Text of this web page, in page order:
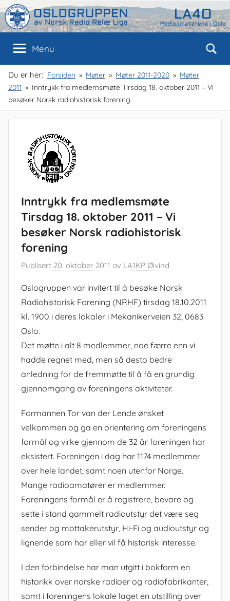
Skip
to
content
Oslogruppen
av
NRRL
Oslo
Menu
Du er her: Forsiden Møter Møter 2011-2020
Møter
2011
Inntrykk fra medlemsmøte Tirsdag 18. oktober 2011 – Vi
besøker Norsk radiohistorisk forening
Inntrykk fra medlemsmøte
Tirsdag 18. oktober 2011 – Vi
besøker Norsk radiohistorisk
forening
Publisert 20. oktober 2011 av LA1KP Øivind
Oslogruppen var invitert til å besøke Norsk
Radiohistorisk Forening (NRHF) tirsdag 18.10.2011
kl. 1900 i deres lokaler i Mekanikerveien 32, 0683
Oslo.
Det møtte i alt 8 medlemmer, noe færre enn vi
hadde regnet med, men så desto bedre
anledning for de fremmøtte til å få en grundig
gjennomgang av foreningens aktiviteter.
Formannen Tor van der Lende ønsket
velkommen og ga en orientering om foreningens
formål og virke gjennom de 32 år foreningen har
eksistert. Foreningen i dag har 1174 medlemmer
over hele landet, samt noen utenfor Norge.
Mange radioamatører er medlemmer.
Foreningens formål er å registrere, bevare og
sette i stand gammelt radioutstyr det være seg
sender og mottakerutstyr, Hi-Fi og audioutstyr og
lignende som har eller vil få historisk interesse.
I den forbindelse har man utgitt i bokform en
historikk over norske radioer og radiofabrikanter,
samt i foreningens lokale laget en utstilling over